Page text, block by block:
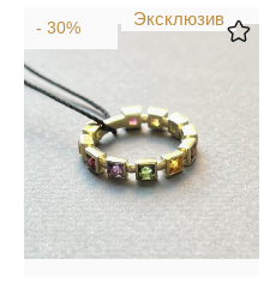
Эксклюзив
- 30%